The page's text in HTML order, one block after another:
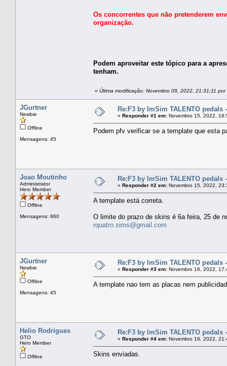
Os concorrentes que não pretenderem
organização.
Podem aproveitar este tópico para a
tenham.
« Última modificação: Novembro 09, 2022, 21:31:11
JGurtner
Newbie
Offline
Mensagens: 45
Re:F3 by ImSim TALENTO
« Responder #1 em: Novembro 15, 2022,
Podem pfv verificar se a template que esta
Joao Moutinho
Administrator
Hero Member
Offline
Mensagens: 860
Re:F3 by ImSim TALENTO
« Responder #2 em: Novembro 15, 2022,
A template está correta.
O limite do prazo de skins é 6a feira, 25 de
rquatro.sims@gmail.com
JGurtner
Newbie
Offline
Mensagens: 45
Re:F3 by ImSim TALENTO
« Responder #3 em: Novembro 16, 2022,
A template nao tem as placas nem
Helio Rodrigues
GTO
Hero Member
Offline
Re:F3 by ImSim TALENTO
« Responder #4 em: Novembro 16, 2022,
Skins enviadas.